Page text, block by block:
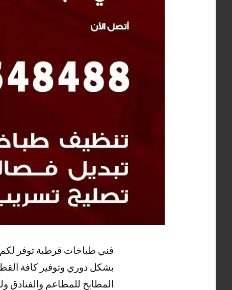
فني طباخات قرطبة توفر لكم
بشكل دوري وتوفير كافة
المطابخ للمطاعم والفنادق